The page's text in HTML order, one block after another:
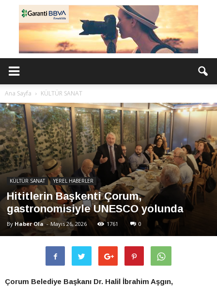
Ana Sayfa KÜLTÜR SANAT
KÜLTÜR SANAT YEREL HABERLER
Hititlerin Başkenti Çorum,
gastronomisiyle UNESCO yolunda
By Haber Ola - Mayıs 26, 2026 1761 0
Çorum Belediye Başkanı Dr. Halil İbrahim Aşgın,